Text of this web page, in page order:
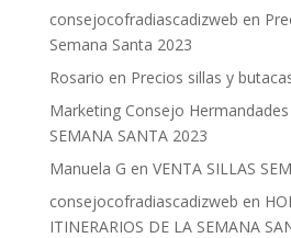
consejocofradiascadizweb en
Semana Santa 2023
Rosario en Precios sillas y
Marketing Consejo Hermandades
SEMANA SANTA 2023
Manuela G en VENTA SILLAS
consejocofradiascadizweb en
ITINERARIOS DE LA SEMANA